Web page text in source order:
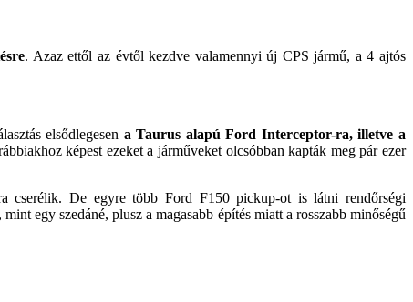
. Azaz ettől az évtől kezdve valamennyi új CPS jármű, a 4 ajtós
elsődlegesen a Taurus alapú Ford Interceptor-ra, illetve a
képest ezeket a járműveket olcsóbban kapták meg pár ezer
cserélik. De egyre több Ford F150 pickup-ot is látni rendőrségi
mint egy szedáné, plusz a magasabb építés miatt a rosszabb minőségű